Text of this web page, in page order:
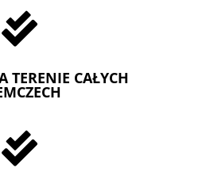

TERENIE CAŁYCH
